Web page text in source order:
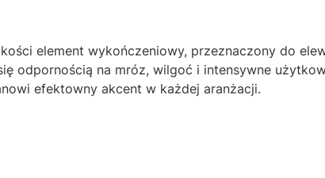
element wykończeniowy, przeznaczony do
odpornością na mróz, wilgoć i intensywne
efektowny akcent w każdej aranżacji.